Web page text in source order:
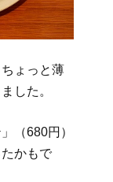
ょっと薄
した。
（680円）
かもで